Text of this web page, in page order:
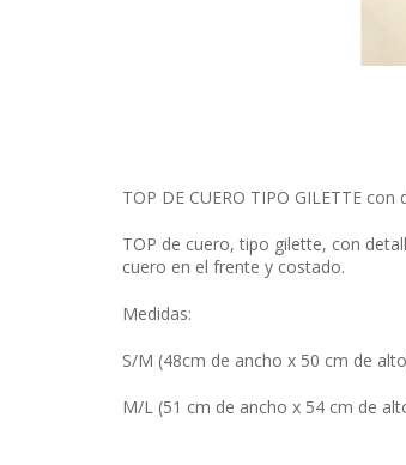
TOP DE CUERO TIPO GILETTE
TOP de cuero, tipo gilette, con
cuero en el frente y costado.
Medidas:
S/M (48cm de ancho x 50 cm de
M/L (51 cm de ancho x 54 cm de